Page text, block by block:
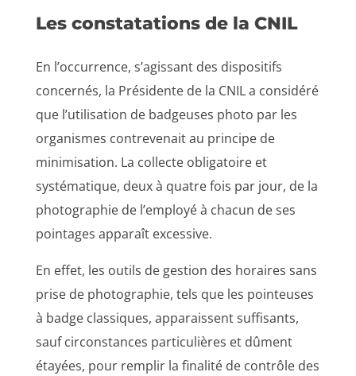
Les constatations de la CNIL
En l’occurrence, s’agissant des dispositifs
concernés, la Présidente de la CNIL a considéré
que l’utilisation de badgeuses photo par les
organismes contrevenait au principe de
minimisation. La collecte obligatoire et
systématique, deux à quatre fois par jour, de la
photographie de l’employé à chacun de ses
pointages apparaît excessive.
En effet, les outils de gestion des horaires sans
prise de photographie, tels que les pointeuses
à badge classiques, apparaissent suffisants,
sauf circonstances particulières et dûment
étayées, pour remplir la finalité de contrôle des